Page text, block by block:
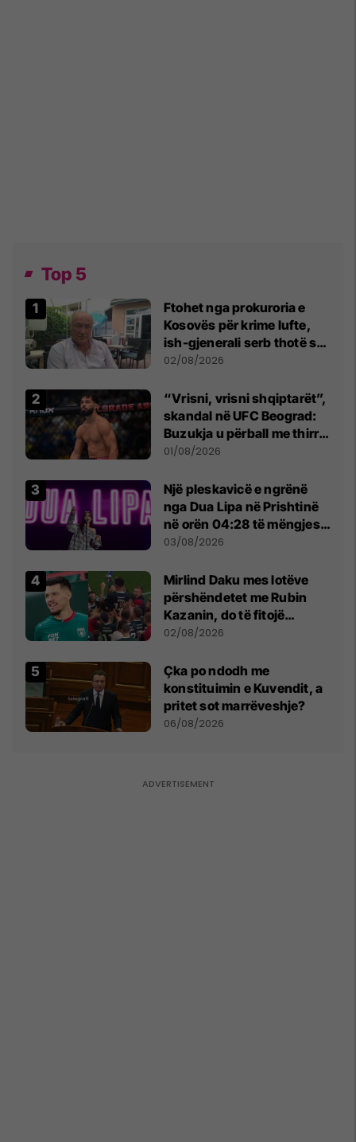
Top 5
Ftohet nga prokuroria e
Kosovës për krime lufte,
ish-gjenerali serb thotë se
dikush e tradhtoi në
02/08/2026
“Vrisni, vrisni shqiptarët”,
skandal në UFC Beograd:
Buzukja u përball me thirrje
anti-shqiptare nga
01/08/2026
Një pleskavicë e ngrënë
nga Dua Lipa në Prishtinë
në orën 04:28 të mëngjesit
- dhe bota digjitale serbe
03/08/2026
Mirlind Daku mes lotëve
përshëndetet me Rubin
Kazanin, do të fitojë
miliona te Spartak Moska
02/08/2026
Çka po ndodh me
konstituimin e Kuvendit, a
pritet sot marrëveshje?
06/08/2026